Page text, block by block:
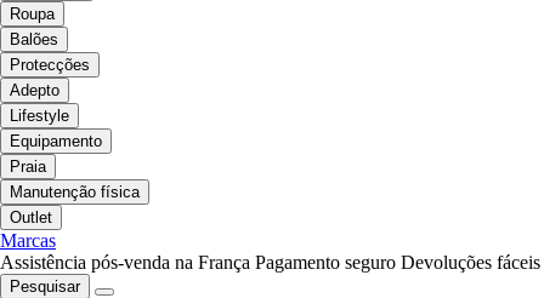
Roupa
Balões
Protecções
Adepto
Lifestyle
Equipamento
Praia
Manutenção física
Outlet
Marcas
Assistência pós-venda na França Pagamento seguro Devoluções fáceis
Pesquisar